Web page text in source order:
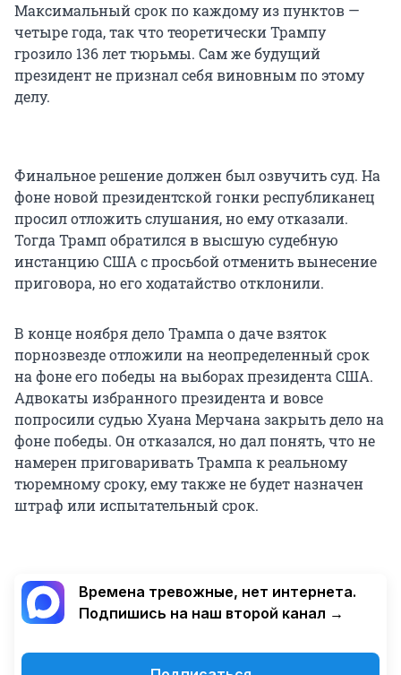
Максимальный срок по каждому из пунктов —
четыре года, так что теоретически Трампу
грозило 136 лет тюрьмы. Сам же будущий
президент не признал себя виновным по этому
делу.
Финальное решение должен был озвучить суд. На
фоне новой президентской гонки республиканец
просил отложить слушания, но ему отказали.
Тогда Трамп обратился в высшую судебную
инстанцию США с просьбой отменить вынесение
приговора, но его ходатайство отклонили.
В конце ноября дело Трампа о даче взяток
порнозвезде отложили на неопределенный срок
на фоне его победы на выборах президента США.
Адвокаты избранного президента и вовсе
попросили судью Хуана Мерчана закрыть дело на
фоне победы. Он отказался, но дал понять, что не
намерен приговаривать Трампа к реальному
тюремному сроку, ему также не будет назначен
штраф или испытательный срок.
Времена тревожные, нет интернета.
Подпишись на наш второй канал →